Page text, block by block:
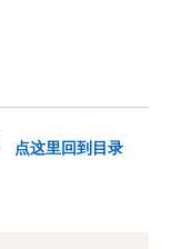
点这里回到目录